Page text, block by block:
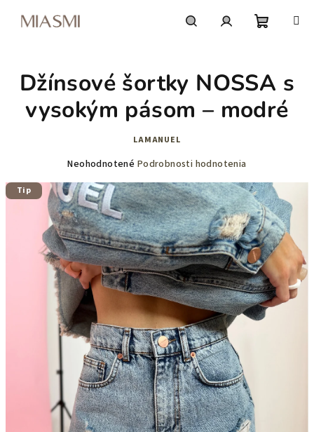
košík
Džínsové šortky NOSSA s
vysokým pásom – modré
LAMANUEL
Priemerné
produktu
je
0,0
z
5
hviezdičiek.
Neohodnotené Podrobnosti hodnotenia
Tip